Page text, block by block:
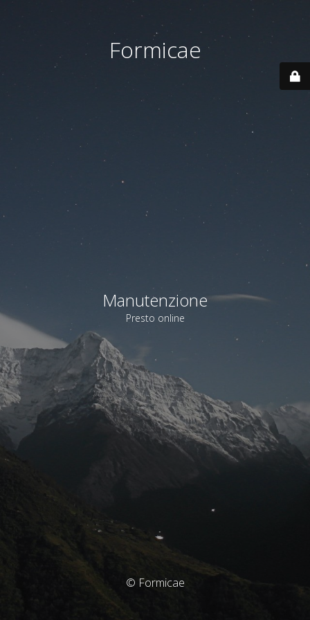
Formicae
Manutenzione
Presto online
© Formicae